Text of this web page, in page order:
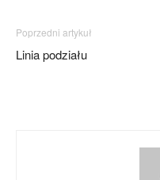
Poprzedni artykuł
Linia podziału